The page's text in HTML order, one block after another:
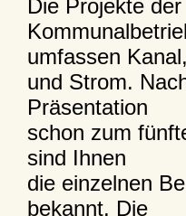
Die Projekte
umfassen
und Strom.
Präsentation
schon zum
sind Ihnen
die einzelnen
bekannt. Die